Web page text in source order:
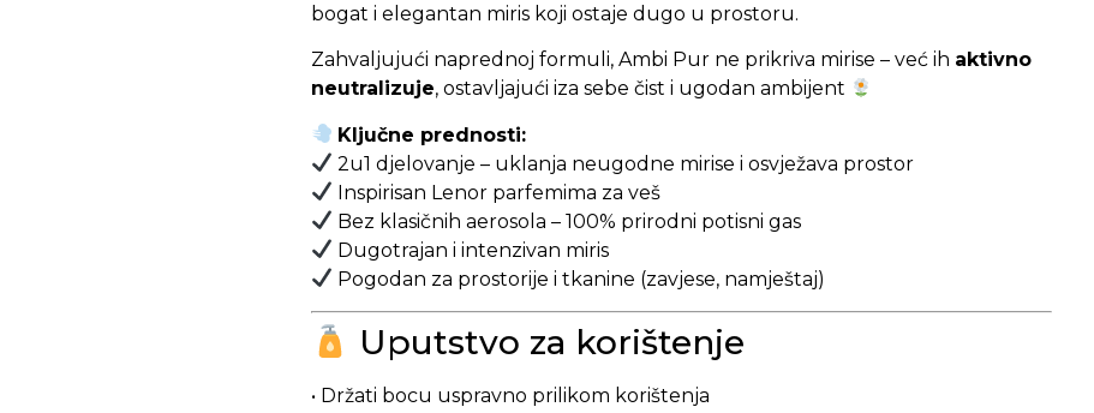
bogat i elegantan miris koji ostaje dugo u prostoru.
Zahvaljujući naprednoj formuli, Ambi Pur ne prikriva mirise – već ih aktivno
neutralizuje, ostavljajući iza sebe čist i ugodan ambijent
Ključne prednosti:
2u1 djelovanje – uklanja neugodne mirise i osvježava prostor
Inspirisan Lenor parfemima za veš
Bez klasičnih aerosola – 100% prirodni potisni gas
Dugotrajan i intenzivan miris
Pogodan za prostorije i tkanine (zavjese, namještaj)
Uputstvo za korištenje
• Držati bocu uspravno prilikom korištenja